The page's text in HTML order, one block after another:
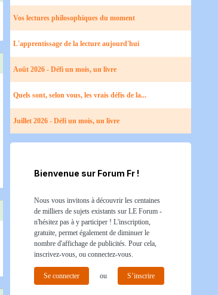
Vos lectures philosophiques du moment
L'apprentissage de la lecture aujourd'hui
Août 2026 - Défi un mois, un livre
Quels sont, selon vous, les vrais défis de la...
Juillet 2026 - Défi un mois, un livre
Bienvenue sur Forum Fr !
Nous vous invitons à découvrir les centaines
de milliers de sujets existants sur LE Forum -
n'hésitez pas à y participer ! L'inscription,
gratuite, permet également de diminuer le
nombre d'affichage de publicités. Pour cela,
inscrivez-vous, ou connectez-vous.
Se connecter ou S’inscrire